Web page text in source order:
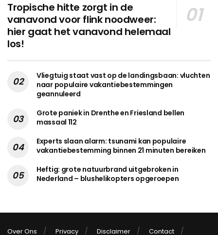
Tropische hitte zorgt in de
vanavond voor flink noodweer:
hier gaat het vanavond helemaal
los!
Vliegtuig staat vast op de landingsbaan: vluchten
naar populaire vakantiebestemmingen
geannuleerd
Grote paniek in Drenthe en Friesland bellen
massaal 112
Experts slaan alarm: tsunami kan populaire
vakantiebestemming binnen 21 minuten bereiken
Heftig: grote natuurbrand uitgebroken in
Nederland – blushelikopters opgeroepen
Over Ons Privacy Disclaimer Contact